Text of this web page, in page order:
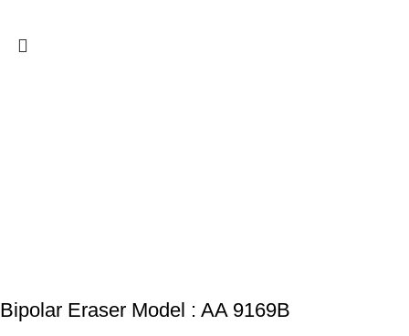
Bipolar Eraser Model : AA 9169B